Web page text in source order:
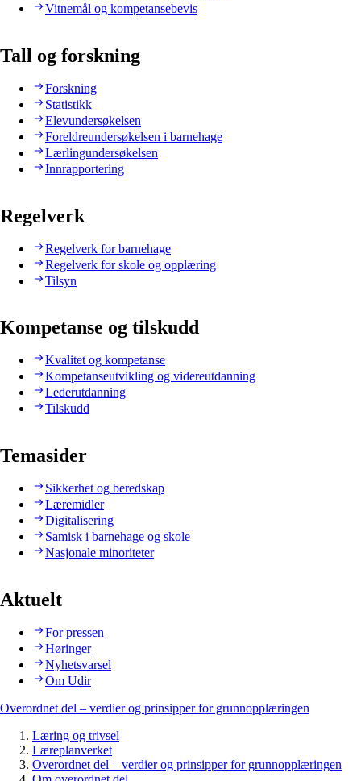
Vitnemål og kompetansebevis
Tall og forskning
Forskning
Statistikk
Elevundersøkelsen
Foreldreundersøkelsen i barnehage
Lærlingundersøkelsen
Innrapportering
Regelverk
Regelverk for barnehage
Regelverk for skole og opplæring
Tilsyn
Kompetanse og tilskudd
Kvalitet og kompetanse
Kompetanseutvikling og videreutdanning
Lederutdanning
Tilskudd
Temasider
Sikkerhet og beredskap
Læremidler
Digitalisering
Samisk i barnehage og skole
Nasjonale minoriteter
Aktuelt
For pressen
Høringer
Nyhetsvarsel
Om Udir
Overordnet del – verdier og prinsipper for grunnopplæringen
Læring og trivsel
Læreplanverket
Overordnet del – verdier og prinsipper for grunnopplæringen